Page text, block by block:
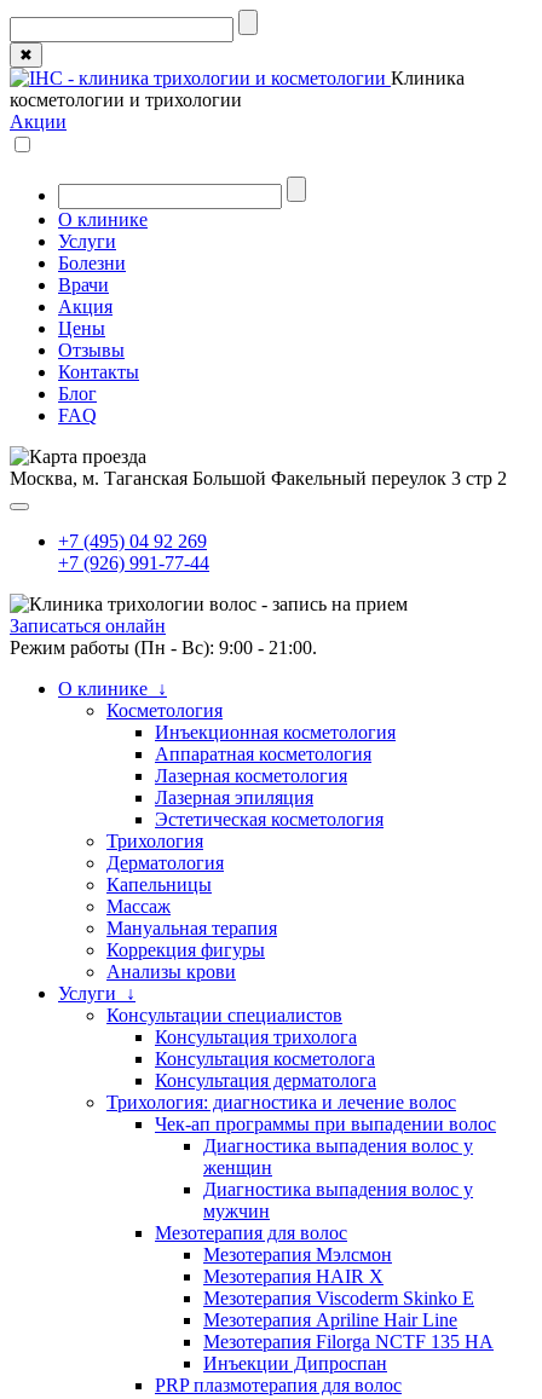
✖
Клиника
косметологии и трихологии
Акции
О клинике
Услуги
Болезни
Врачи
Акция
Цены
Отзывы
Контакты
Блог
FAQ
Москва, м. Таганская Большой Факельный переулок 3 стр 2
+7 (495) 04 92 269
+7 (926) 991-77-44
Записаться онлайн
Режим работы (Пн - Вс): 9:00 - 21:00.
О клинике ↓
Косметология
Инъекционная косметология
Аппаратная косметология
Лазерная косметология
Лазерная эпиляция
Эстетическая косметология
Трихология
Дерматология
Капельницы
Массаж
Мануальная терапия
Коррекция фигуры
Анализы крови
Услуги ↓
Консультации специалистов
Консультация трихолога
Консультация косметолога
Консультация дерматолога
Трихология: диагностика и лечение волос
Чек-ап программы при выпадении волос
Диагностика выпадения волос у
женщин
Диагностика выпадения волос у
мужчин
Мезотерапия для волос
Мезотерапия Мэлсмон
Мезотерапия HAIR X
Мезотерапия Viscoderm Skinko E
Мезотерапия Apriline Hair Line
Мезотерапия Filorga NCTF 135 HA
Инъекции Дипроспан
PRP плазмотерапия для волос